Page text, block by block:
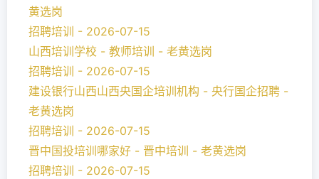
黄选岗
招聘培训 - 2026-07-15
山西培训学校 - 教师培训 - 老黄选岗
招聘培训 - 2026-07-15
建设银行山西山西央国企培训机构 - 央行国企招聘 -
老黄选岗
招聘培训 - 2026-07-15
晋中国投培训哪家好 - 晋中培训 - 老黄选岗
招聘培训 - 2026-07-15